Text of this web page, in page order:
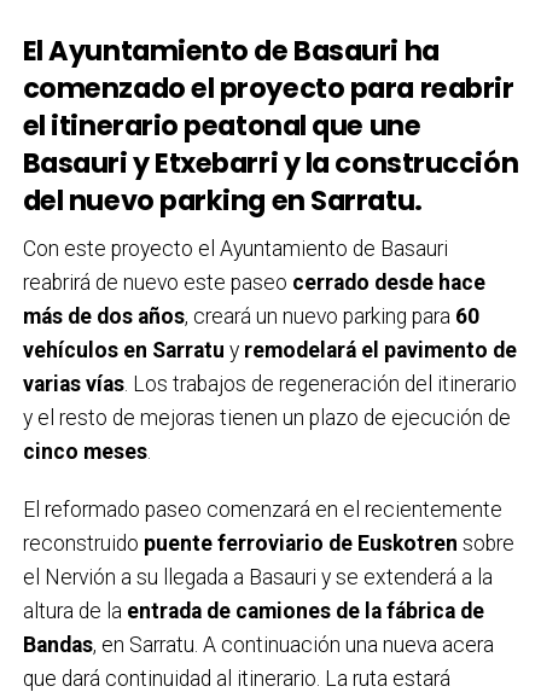
El Ayuntamiento de Basauri ha
comenzado el proyecto para reabrir
el itinerario peatonal que une
Basauri y Etxebarri y la construcción
del nuevo parking en Sarratu.
Con este proyecto el Ayuntamiento de Basauri
reabrirá de nuevo este paseo cerrado desde hace
más de dos años, creará un nuevo parking para 60
vehículos en Sarratu y remodelará el pavimento de
varias vías. Los trabajos de regeneración del itinerario
y el resto de mejoras tienen un plazo de ejecución de
cinco meses.
El reformado paseo comenzará en el recientemente
reconstruido puente ferroviario de Euskotren sobre
el Nervión a su llegada a Basauri y se extenderá a la
altura de la entrada de camiones de la fábrica de
Bandas, en Sarratu. A continuación una nueva acera
que dará continuidad al itinerario. La ruta estará